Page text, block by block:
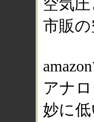
空気
市販
アナ
妙に